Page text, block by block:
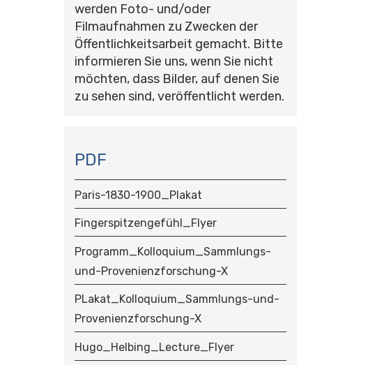
werden Foto- und/oder
Filmaufnahmen zu Zwecken der
Öffentlichkeitsarbeit gemacht. Bitte
informieren Sie uns, wenn Sie nicht
möchten, dass Bilder, auf denen Sie
zu sehen sind, veröffentlicht werden.
A
V
I
G
A
T
I
O
N
PDF
Paris-1830-1900_Plakat
Fingerspitzengefühl_Flyer
Programm_Kolloquium_Sammlungs-
und-Provenienzforschung-X
PLakat_Kolloquium_Sammlungs-und-
Provenienzforschung-X
Hugo_Helbing_Lecture_Flyer